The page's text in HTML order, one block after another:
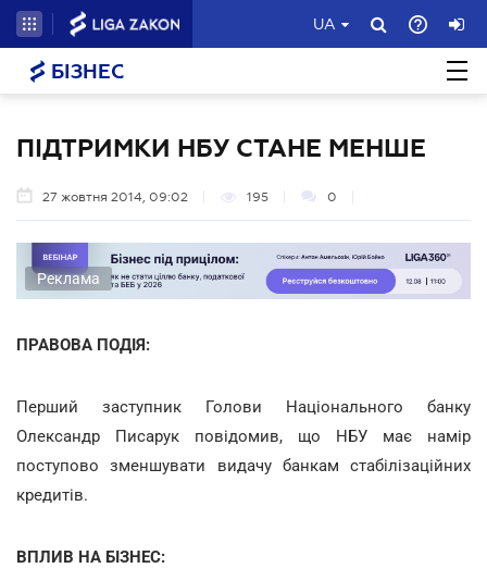
UA
БІЗНЕС
ПІДТРИМКИ НБУ СТАНЕ МЕНШЕ
27 жовтня 2014, 09:02 195 0
Реклама
ПРАВОВА ПОДІЯ:
Перший заступник Голови Національного банку
Олександр Писарук повідомив, що НБУ має намір
поступово зменшувати видачу банкам стабілізаційних
кредитів.
ВПЛИВ НА БІЗНЕС: